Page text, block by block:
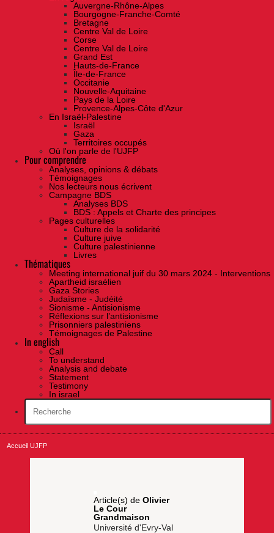
Auvergne-Rhône-Alpes
Bourgogne-Franche-Comté
Bretagne
Centre Val de Loire
Corse
Centre Val de Loire
Grand Est
Hauts-de-France
Île-de-France
Occitanie
Nouvelle-Aquitaine
Pays de la Loire
Provence-Alpes-Côte d'Azur
En Israël-Palestine
Israël
Gaza
Territoires occupés
Où l'on parle de l'UJFP
Pour comprendre
Analyses, opinions & débats
Témoignages
Nos lecteurs nous écrivent
Campagne BDS
Analyses BDS
BDS : Appels et Charte des principes
Pages culturelles
Culture de la solidarité
Culture juive
Culture palestinienne
Livres
Thématiques
Meeting international juif du 30 mars 2024 - Interventions
Apartheid israélien
Gaza Stories
Judaïsme - Judéité
Sionisme - Antisionisme
Réflexions sur l’antisionisme
Prisonniers palestiniens
Témoignages de Palestine
In english
Call
To understand
Analysis and debate
Statement
Testimony
In israel
Accueil UJFP
Article(s) de Olivier
Le Cour
Grandmaison
Université d'Evry-Val